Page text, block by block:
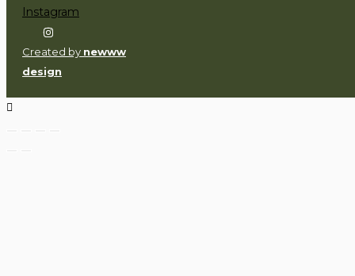
Instagram
Created by newww
design